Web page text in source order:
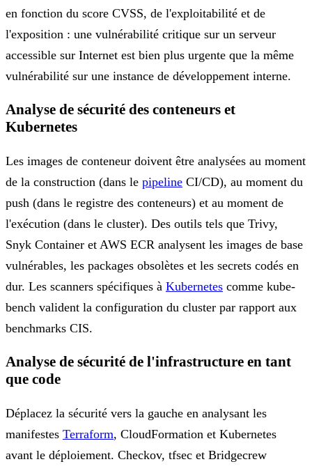
en fonction du score CVSS, de l'exploitabilité et de
l'exposition : une vulnérabilité critique sur un serveur
accessible sur Internet est bien plus urgente que la même
vulnérabilité sur une instance de développement interne.
Analyse de sécurité des conteneurs et
Kubernetes
Les images de conteneur doivent être analysées au moment
de la construction (dans le pipeline CI/CD), au moment du
push (dans le registre des conteneurs) et au moment de
l'exécution (dans le cluster). Des outils tels que Trivy,
Snyk Container et AWS ECR analysent les images de base
vulnérables, les packages obsolètes et les secrets codés en
dur. Les scanners spécifiques à Kubernetes comme kube-
bench valident la configuration du cluster par rapport aux
benchmarks CIS.
Analyse de sécurité de l'infrastructure en tant
que code
Déplacez la sécurité vers la gauche en analysant les
manifestes Terraform, CloudFormation et Kubernetes
avant le déploiement. Checkov, tfsec et Bridgecrew